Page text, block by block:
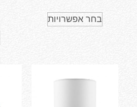
בחר אפשרויות